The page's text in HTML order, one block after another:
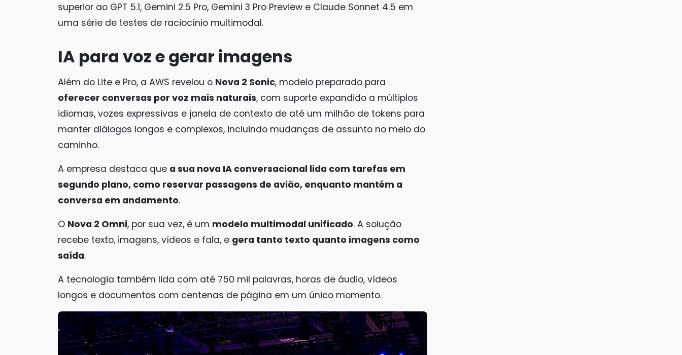
superior ao GPT 5.1, Gemini 2.5 Pro, Gemini 3 Pro Preview e Claude Sonnet 4.5 em
uma série de testes de raciocínio multimodal.
IA para voz e gerar imagens
Além do Lite e Pro, a AWS revelou o Nova 2 Sonic, modelo preparado para
oferecer conversas por voz mais naturais, com suporte expandido a múltiplos
idiomas, vozes expressivas e janela de contexto de até um milhão de tokens para
manter diálogos longos e complexos, incluindo mudanças de assunto no meio do
caminho.
A empresa destaca que a sua nova IA conversacional lida com tarefas em
segundo plano, como reservar passagens de avião, enquanto mantém a
conversa em andamento.
O Nova 2 Omni, por sua vez, é um modelo multimodal unificado. A solução
recebe texto, imagens, vídeos e fala, e gera tanto texto quanto imagens como
saída.
A tecnologia também lida com até 750 mil palavras, horas de áudio, vídeos
longos e documentos com centenas de página em um único momento.